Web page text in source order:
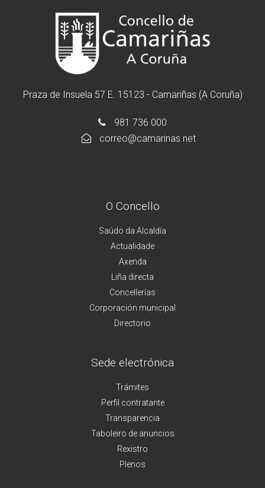
Praza de Insuela 57 E. 15123 - Camariñas (A Coruña)
981 736 000
correo@camarinas.net
O Concello
Saúdo da Alcaldía
Actualidade
Axenda
Liña directa
Concellerías
Corporación municipal
Directorio
Sede electrónica
Trámites
Perfil contratante
Transparencia
Taboleiro de anuncios
Rexistro
Plenos